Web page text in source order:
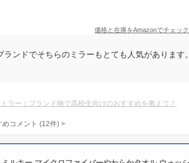
価格と在庫をAmazonでチェック
ンドでそちらのミラーもとても人気があります。
ラー｜ブランド物で高校生向けのおすすめを教えて！
コメント (12件) >